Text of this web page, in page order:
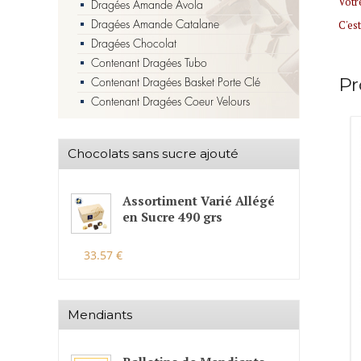
Dragées Amande Avola
Dragées Amande Catalane
Dragées Chocolat
Contenant Dragées Tubo
Contenant Dragées Basket Porte Clé
Contenant Dragées Coeur Velours
Chocolats sans sucre ajouté
Assortiment Varié Allégé
en Sucre 490 grs
33.57 €
Mendiants